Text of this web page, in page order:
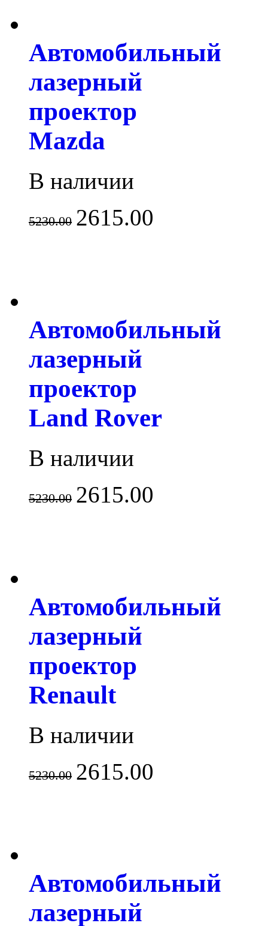
Автомобильный
лазерный
проектор
Mazda
В наличии
5230.00 2615.00
Автомобильный
лазерный
проектор
Land Rover
В наличии
5230.00 2615.00
Автомобильный
лазерный
проектор
Renault
В наличии
5230.00 2615.00
Автомобильный
лазерный